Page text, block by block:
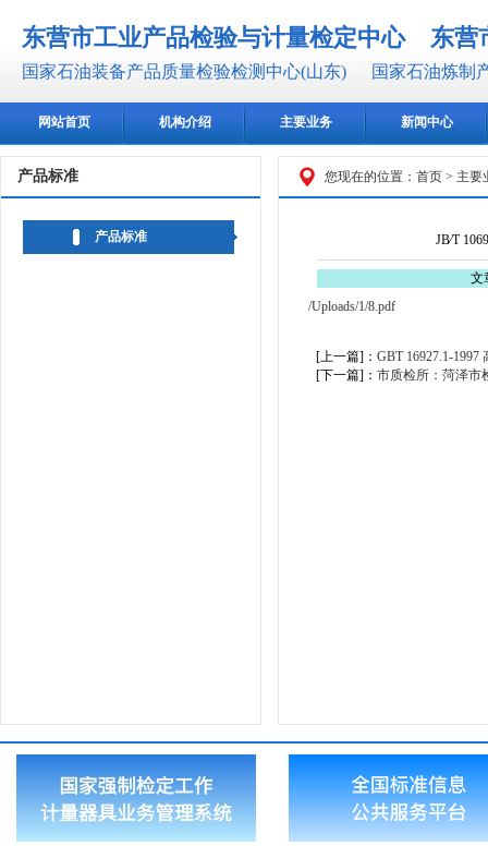
东营市工业产品检验与计量检定中心 东营
国家石油装备产品质量检验检测中心(山东) 国家石油炼制
网站首页 机构介绍 主要业务 新闻中心
产品标准
产品标准
您现在的位置： 首页 > 主要
JB∕T
文
/Uploads/1/8.pdf
[上一篇]：GBT 16927.1-
[下一篇]：市质检所：菏泽市